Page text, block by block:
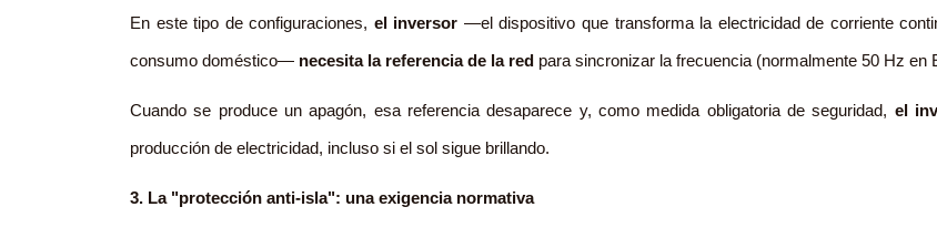
En este tipo de configuraciones, el inversor —el dispositivo que transforma la electricidad de corriente
consumo doméstico— necesita la referencia de la red para sincronizar la frecuencia (normalmente 50 Hz en
Cuando se produce un apagón, esa referencia desaparece y, como medida obligatoria de seguridad, el
producción de electricidad, incluso si el sol sigue brillando.
3. La "protección anti-isla": una exigencia normativa